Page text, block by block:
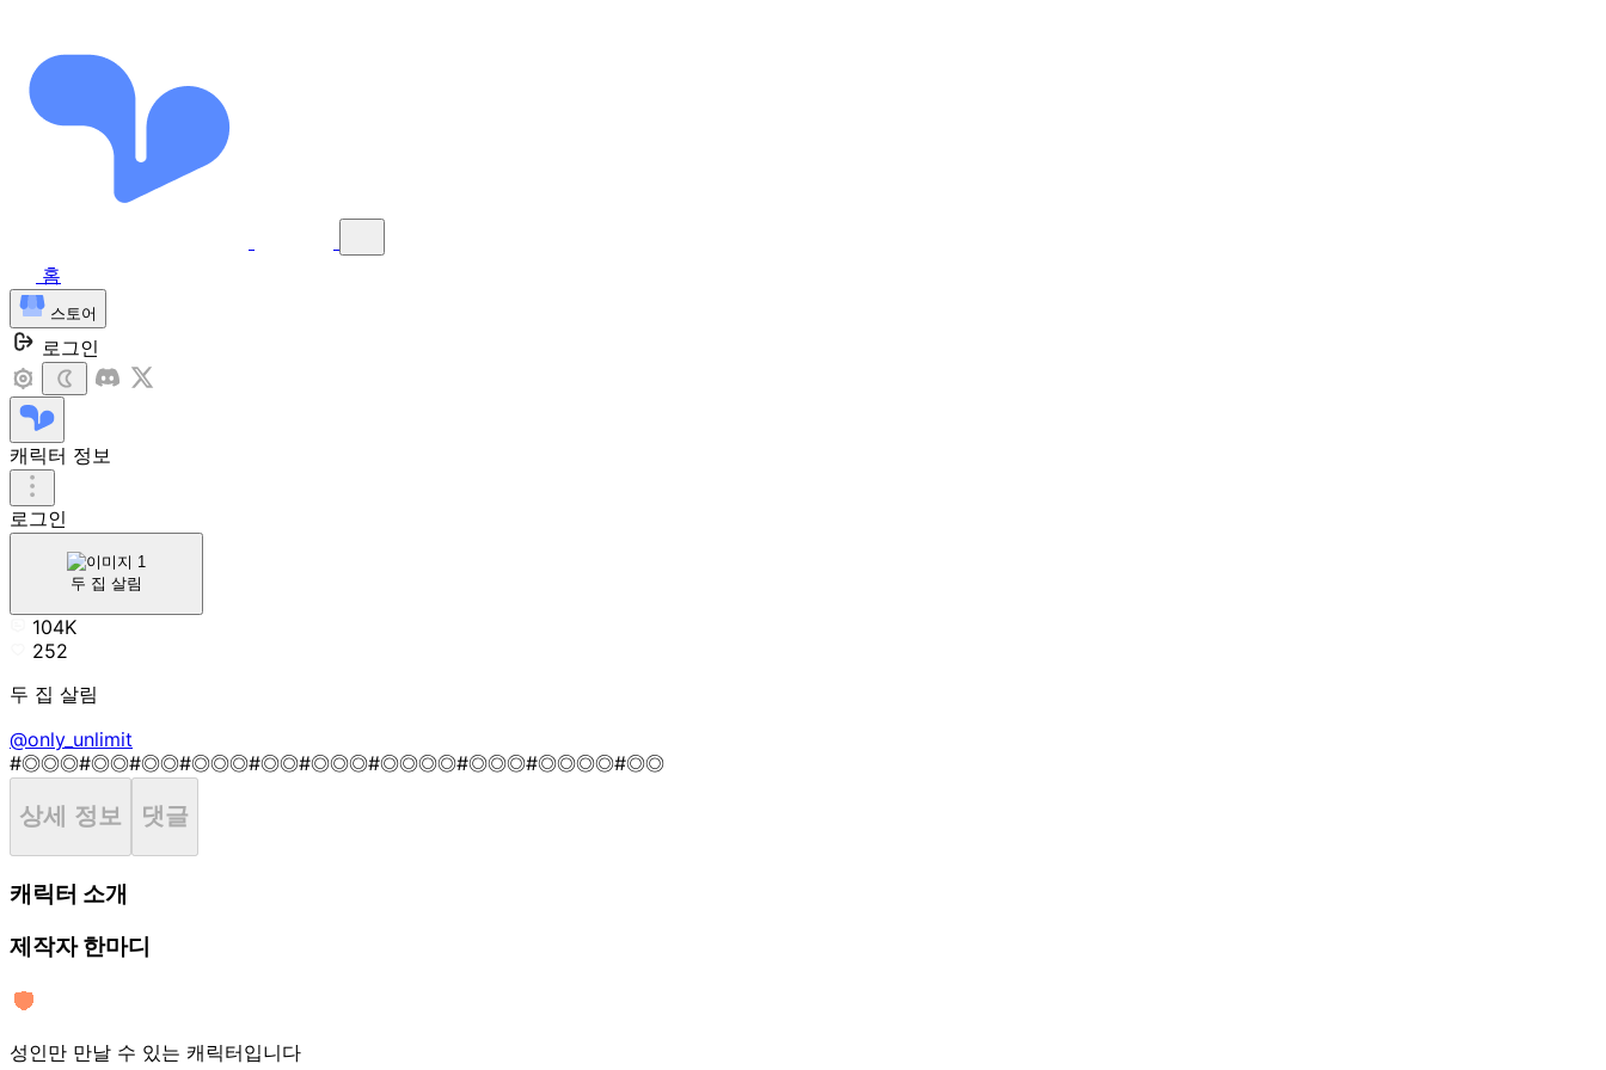
홈
스토어
로그인
캐릭터 정보
로그인
두 집 살림
104K
252
두 집 살림
@only_unlimit
#◎◎◎#◎◎#◎◎#◎◎◎#◎◎#◎◎◎#◎◎◎◎#◎◎◎#◎◎◎◎#◎◎
상세 정보 댓글
캐릭터 소개
제작자 한마디
성인만 만날 수 있는 캐릭터입니다